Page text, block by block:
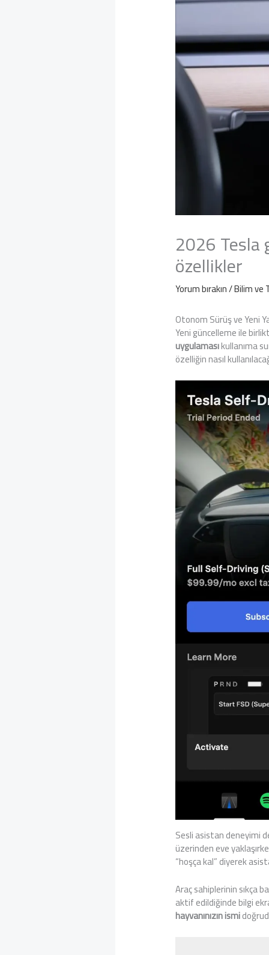
2026 Tesla
özellikler
Yorum bırakın/Bilim ve
Otonom Sürüş ve Yeni
Yeni güncelleme ile
uygulamasıkullanıma
özelliğin nasıl
Sesli asistan deneyimi
üzerinden eve
“hoşça kal” diyerek
Araç sahiplerinin sıkça
aktif edildiğinde bilgi
hayvanınızın ismi